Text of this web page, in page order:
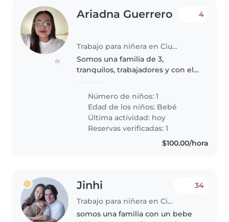
(1)
Ariadna Guerrero
Trabajo para niñera en Ciudad de México
4
Somos una familia de 3,
tranquilos, trabajadores y con el
tres gatitos, un perrito y nos
gustaría poder sobre llevar la
carga del trabajo con ayuda
viendo..
Número de niños: 1
Edad de los niños: Bebé
Última actividad: hoy
Reservas verificadas: 1
$100.00/hora
Jinhi
Trabajo para niñera en Ciudad de México
34
somos una familia con un bebe